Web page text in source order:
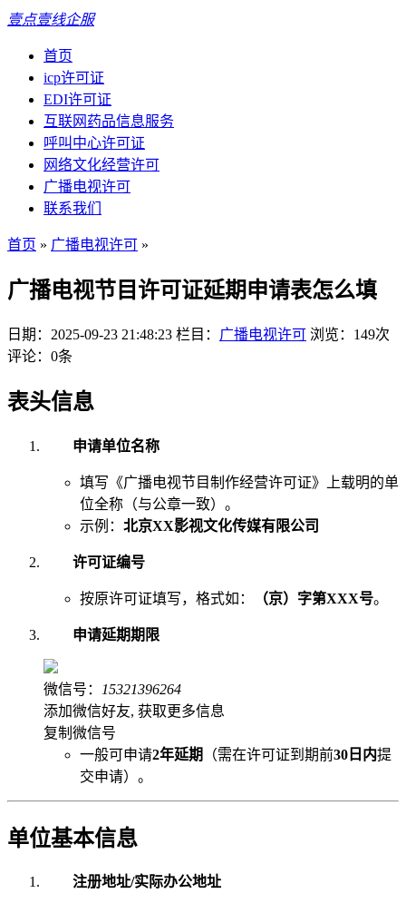
壹点壹线企服
首页
icp许可证
EDI许可证
互联网药品信息服务
呼叫中心许可证
网络文化经营许可
广播电视许可
联系我们
首页 » 广播电视许可 »
广播电视节目许可证延期申请表怎么填
日期：2025-09-23 21:48:23 栏目： 广播电视许可 浏览：149次
评论：0条
表头信息
申请单位名称
填写《广播电视节目制作经营许可证》上载明的单
位全称（与公章一致）。
示例： 北京XX影视文化传媒有限公司
许可证编号
按原许可证填写，格式如： （京）字第XXX号。
申请延期期限
微信号：
15321396264
添加微信好友, 获取更多信息
复制微信号
一般可申请2年延期 （需在许可证到期前30日内提
交申请）。
单位基本信息
注册地址/实际办公地址